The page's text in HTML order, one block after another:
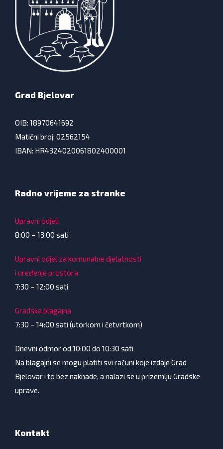
Grad Bjelovar
OIB: 18970641692
Matični broj: 02562154
IBAN: HR4324020061802400001
Radno vrijeme za stranke
Upravni odjeli
8:00 – 13:00 sati
Upravni odjel za komunalne djelatnosti
i uređenje prostora
7:30 – 12:00 sati
Gradska blagajna
7:30 – 14:00 sati (utorkom i četvrtkom)
Dnevni odmor od 10:00 do 10:30 sati
Na blagajni se mogu platiti svi računi koje izdaje Grad
Bjelovar i to bez naknade, a nalazi se u prizemlju Gradske
uprave.
Kontakt